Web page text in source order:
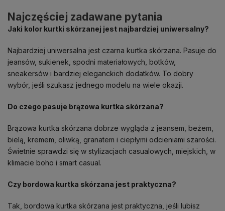
Najczęściej zadawane pytania
Jaki kolor kurtki skórzanej jest najbardziej uniwersalny?
Najbardziej uniwersalna jest czarna kurtka skórzana. Pasuje do
jeansów, sukienek, spodni materiałowych, botków,
sneakersów i bardziej eleganckich dodatków. To dobry
wybór, jeśli szukasz jednego modelu na wiele okazji.
Do czego pasuje brązowa kurtka skórzana?
Brązowa kurtka skórzana dobrze wygląda z jeansem, beżem,
bielą, kremem, oliwką, granatem i ciepłymi odcieniami szarości.
Świetnie sprawdzi się w stylizacjach casualowych, miejskich, w
klimacie boho i smart casual.
Czy bordowa kurtka skórzana jest praktyczna?
Tak, bordowa kurtka skórzana jest praktyczna, jeśli lubisz